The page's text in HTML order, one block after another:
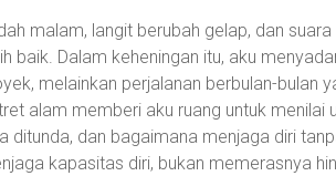
malam, langit berubah gelap, dan
baik. Dalam keheningan itu, aku
melainkan perjalanan berbulan-bulan
alam memberi aku ruang untuk menilai
ditunda, dan bagaimana menjaga diri
kapasitas diri, bukan memerasnya